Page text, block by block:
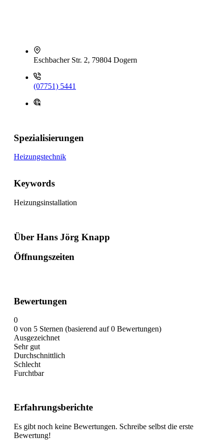
Eschbacher Str. 2, 79804 Dogern
(07751) 5441
Spezialisierungen
Heizungstechnik
Keywords
Heizungsinstallation
Über Hans Jörg Knapp
Öffnungszeiten
Bewertungen
0
0 von 5 Sternen (basierend auf 0 Bewertungen)
Ausgezeichnet
Sehr gut
Durchschnittlich
Schlecht
Furchtbar
Erfahrungsberichte
Es gibt noch keine Bewertungen. Schreibe selbst die erste
Bewertung!